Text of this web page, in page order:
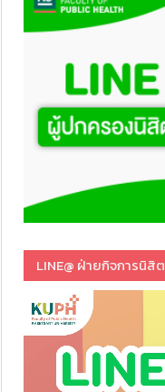
LINE@ ฝ่ายกิจการนิสิต